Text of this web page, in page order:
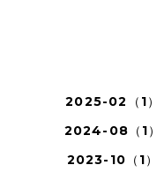
2025-02（1）
2024-08（1）
2023-10（1）